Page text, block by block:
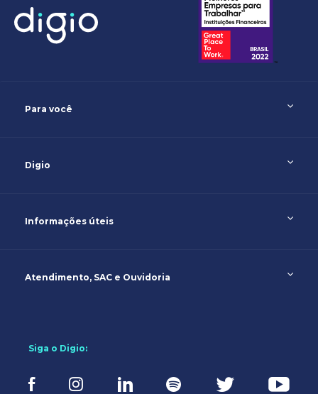
Para você
Digio
Informações úteis
Atendimento, SAC e Ouvidoria
Siga o Digio: